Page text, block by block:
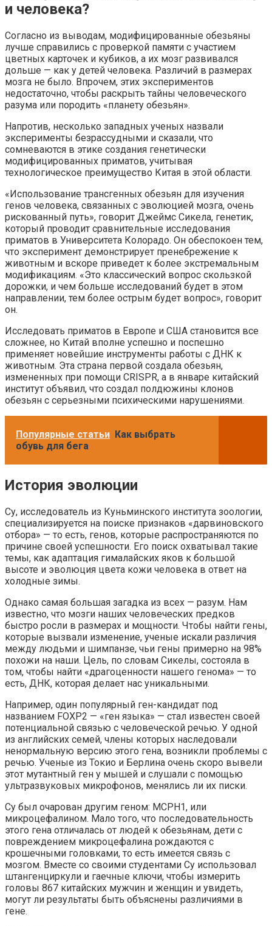
и человека?
Согласно из выводам, модифицированные обезьяны
лучше справились с проверкой памяти с участием
цветных карточек и кубиков, а их мозг развивался
дольше — как у детей человека. Различий в размерах
мозга не было. Впрочем, этих экспериментов
недостаточно, чтобы раскрыть тайны человеческого
разума или породить «планету обезьян».
Напротив, несколько западных ученых назвали
эксперименты безрассудными и сказали, что
сомневаются в этике создания генетически
модифицированных приматов, учитывая
технологическое преимущество Китая в этой области.
«Использование трансгенных обезьян для изучения
генов человека, связанных с эволюцией мозга, очень
рискованный путь», говорит Джеймс Сикела, генетик,
который проводит сравнительные исследования
приматов в Университета Колорадо. Он обеспокоен тем,
что эксперимент демонстрирует пренебрежение к
животным и вскоре приведет к более экстремальным
модификациям. «Это классический вопрос скользкой
дорожки, и чем больше исследований будет в этом
направлении, тем более острым будет вопрос», говорит
он.
Исследовать приматов в Европе и США становится все
сложнее, но Китай вполне успешно и поспешно
применяет новейшие инструменты работы с ДНК к
животным. Эта страна первой создала обезьян,
измененных при помощи CRISPR, а в январе китайский
институт объявил, что создал полдюжины клонов
обезьян с серьезными психическими нарушениями.
Популярные статьи Как выбрать
обувь для бега
История эволюции
Су, исследователь из Куньминского института зоологии,
специализируется на поиске признаков «дарвиновского
отбора» — то есть, генов, которые распространяются по
причине своей успешности. Его поиск охватывал такие
темы, как адаптация гималайских яков к большой
высоте и эволюция цвета кожи человека в ответ на
холодные зимы.
Однако самая большая загадка из всех — разум. Нам
известно, что мозги наших человеческих предков
быстро росли в размерах и мощности. Чтобы найти гены,
которые вызвали изменение, ученые искали различия
между людьми и шимпанзе, чьи гены примерно на 98%
похожи на наши. Цель, по словам Сикелы, состояла в
том, чтобы найти «драгоценности нашего генома» — то
есть, ДНК, которая делает нас уникальными.
Например, один популярный ген-кандидат под
названием FOXP2 — «ген языка» — стал известен своей
потенциальной связью с человеческой речью. У одной
из английских семей, члены которых наследовали
ненормальную версию этого гена, возникли проблемы с
речью. Ученые из Токио и Берлина очень скоро вывели
этот мутантный ген у мышей и слушали с помощью
ультразвуковых микрофонов, менялись ли их писки.
Су был очарован другим геном: MCPH1, или
микроцефалином. Мало того, что последовательность
этого гена отличалась от людей к обезьянам, дети с
повреждением микроцефалина рождаются с
крошечными головками, то есть имеется связь с
мозгом. Вместе со своими студентами Су использовал
штангенциркули и гаечные ключи, чтобы измерить
головы 867 китайских мужчин и женщин и увидеть,
могут ли результаты быть объяснены различиями в
гене.